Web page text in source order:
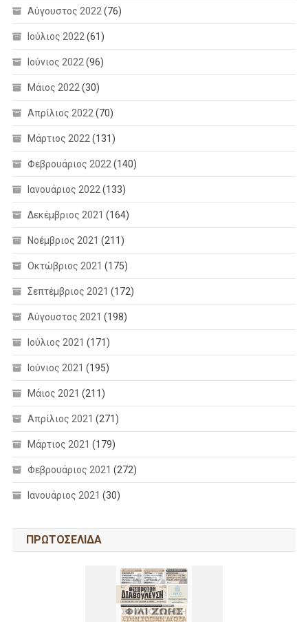
Αύγουστος 2022 (76)
Ιούλιος 2022 (61)
Ιούνιος 2022 (96)
Μάιος 2022 (30)
Απρίλιος 2022 (70)
Μάρτιος 2022 (131)
Φεβρουάριος 2022 (140)
Ιανουάριος 2022 (133)
Δεκέμβριος 2021 (164)
Νοέμβριος 2021 (211)
Οκτώβριος 2021 (175)
Σεπτέμβριος 2021 (172)
Αύγουστος 2021 (198)
Ιούλιος 2021 (171)
Ιούνιος 2021 (195)
Μάιος 2021 (211)
Απρίλιος 2021 (271)
Μάρτιος 2021 (179)
Φεβρουάριος 2021 (272)
Ιανουάριος 2021 (30)
ΠΡΩΤΟΣΕΛΙΔΑ